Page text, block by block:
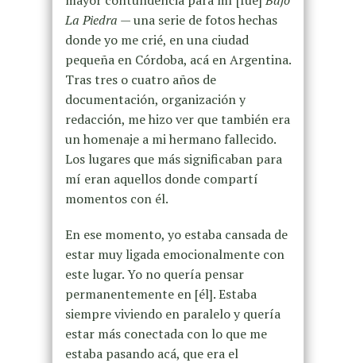
La Piedra — una serie de fotos hechas
donde yo me crié, en una ciudad
pequeña en Córdoba, acá en Argentina.
Tras tres o cuatro años de
documentación, organización y
redacción, me hizo ver que también era
un homenaje a mi hermano fallecido.
Los lugares que más significaban para
mí eran aquellos donde compartí
momentos con él.
En ese momento, yo estaba cansada de
estar muy ligada emocionalmente con
este lugar. Yo no quería pensar
permanentemente en [él]. Estaba
siempre viviendo en paralelo y quería
estar más conectada con lo que me
estaba pasando acá, que era el